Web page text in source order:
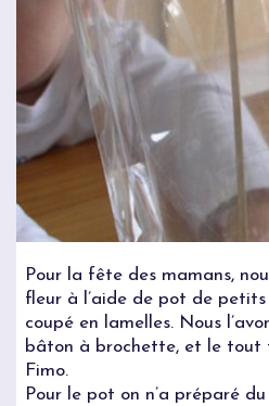
Pour la fête des mamans,
fleur à l’aide de pot de petits
coupé en lamelles. Nous
bâton à brochette, et le tout
Fimo.
Pour le pot on n’a préparé